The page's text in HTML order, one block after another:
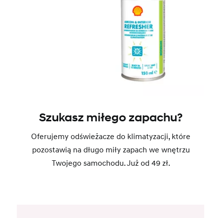
Szukasz miłego zapachu?
Oferujemy odświeżacze do klimatyzacji, które
pozostawią na długo miły zapach we wnętrzu
Twojego samochodu. Już od 49 zł.